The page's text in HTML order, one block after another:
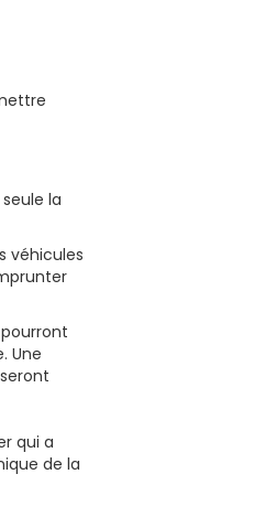
la
véhicules
Une
qui a
de la